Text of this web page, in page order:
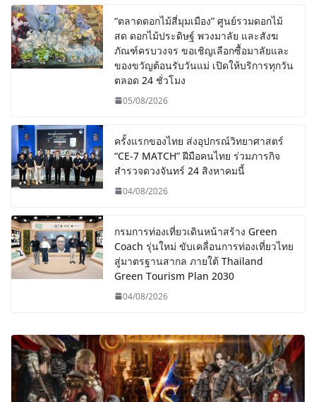
“ตลาดดอกไม้สี่มุมเมือง” ศูนย์รวมดอกไม้
สด ดอกไม้ประดิษฐ์ พวงมาลัย และสังฆ
ภัณฑ์ครบวงจร ขอเชิญเลือกซื้อมาลัยและ
ของขวัญต้อนรับวันแม่ เปิดให้บริการทุกวัน
ตลอด 24 ชั่วโมง
05/08/2026
ครั้งแรกของไทย ส่งอุปกรณ์วิทยาศาสตร์
“CE-7 MATCH” ฝีมือคนไทย ร่วมภารกิจ
สำรวจดวงจันทร์ 24 สิงหาคมนี้
04/08/2026
กรมการท่องเที่ยวเดินหน้าสร้าง Green
Coach รุ่นใหม่ ขับเคลื่อนการท่องเที่ยวไทย
สู่มาตรฐานสากล ภายใต้ Thailand
Green Tourism Plan 2030
04/08/2026